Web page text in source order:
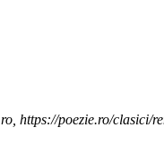
https://poezie.ro/clasici/